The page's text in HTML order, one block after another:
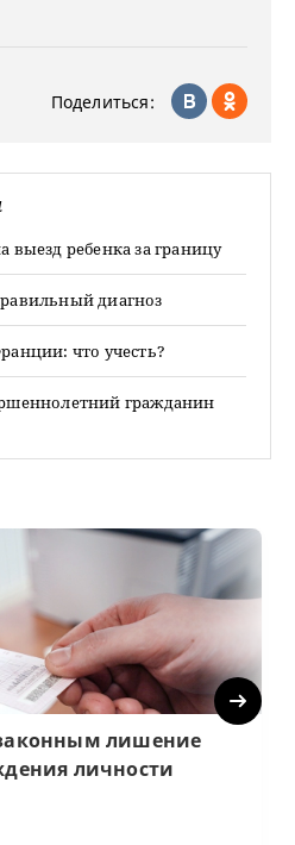
Поделиться:
выезд ребенка за границу
диагноз
что учесть?
гражданин
лишение
личности
Next